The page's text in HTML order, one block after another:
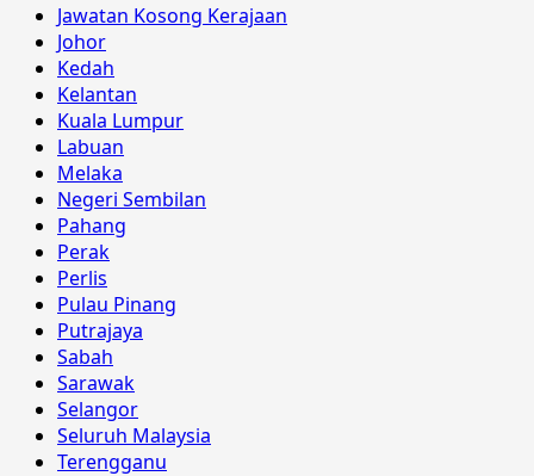
Jawatan Kosong Kerajaan
Johor
Kedah
Kelantan
Kuala Lumpur
Labuan
Melaka
Negeri Sembilan
Pahang
Perak
Perlis
Pulau Pinang
Putrajaya
Sabah
Sarawak
Selangor
Seluruh Malaysia
Terengganu